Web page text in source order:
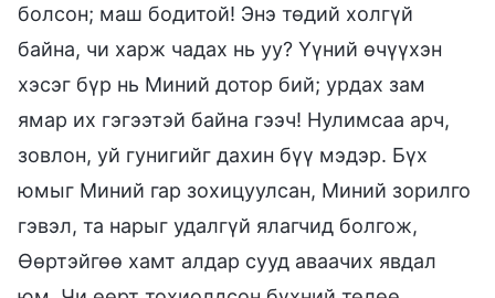
болсон; маш бодитой! Энэ төдий холгүй
байна, чи харж чадах нь уу? Үүний өчүүхэн
хэсэг бүр нь Миний дотор бий; урдах зам
ямар их гэгээтэй байна гээч! Нулимсаа арч,
зовлон, уй гунигийг дахин бүү мэдэр. Бүх
юмыг Миний гар зохицуулсан, Миний зорилго
гэвэл, та нарыг удалгүй ялагчид болгож,
Өөртэйгөө хамт алдар сууд аваачих явдал